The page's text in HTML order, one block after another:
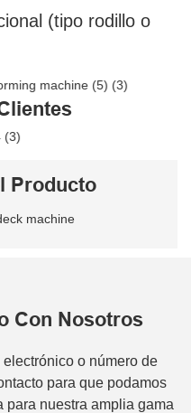
(tipo rodillo o
Producto
Con Nosotros
o número de
para que podamos
nuestra amplia gama